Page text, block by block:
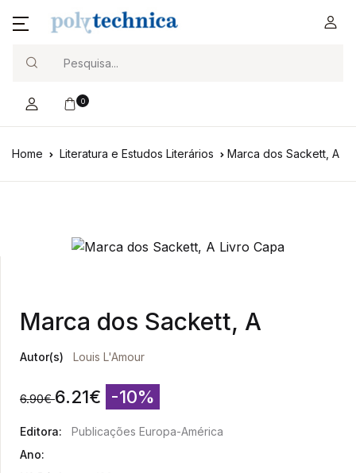
0
Home Literatura e Estudos Literários Marca dos Sackett, A
Marca dos Sackett, A
Autor(s) Louis L'Amour
6.90€ 6.21€ -10%
Editora:
Publicações Europa-América
Ano: